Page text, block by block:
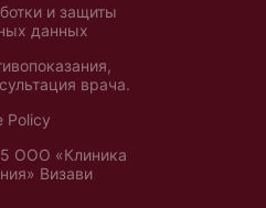
и защиты
данных
врача.
Policy
ООО «Клиника
Визави